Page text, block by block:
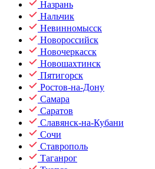
Назрань
Нальчик
Невинномысск
Новороссийск
Новочеркасск
Новошахтинск
Пятигорск
Ростов-на-Дону
Самара
Саратов
Славянск-на-Кубани
Сочи
Ставрополь
Таганрог